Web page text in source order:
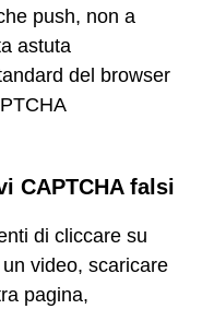
push, non a
astuta
del browser
CAPTCHA falsi
di cliccare su
video, scaricare
pagina,